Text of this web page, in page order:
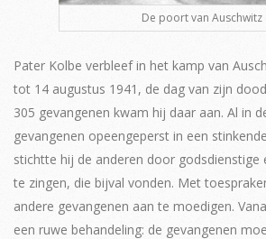
De poort van Auschwitz
Pater Kolbe verbleef in het kamp van
tot 14 augustus 1941, de dag van zijn
305 gevangenen kwam hij daar aan. Al in
gevangenen opeengeperst in een
stichtte hij de anderen door godsdienstige
te zingen, die bijval vonden. Met
andere gevangenen aan te moedigen.
een ruwe behandeling: de gevangenen